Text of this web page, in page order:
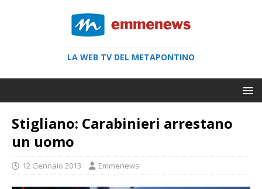
LA WEB TV DEL METAPONTINO
Stigliano: Carabinieri arrestano
un uomo
12 Gennaio 2013 Emmenews